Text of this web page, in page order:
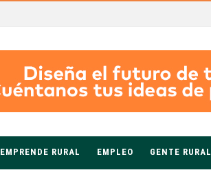
EMPRENDE RURAL EMPLEO GENTE RURAL